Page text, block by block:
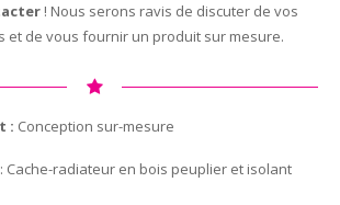
! Nous serons ravis de discuter de vos
et de vous fournir un produit sur mesure.
: Conception sur-mesure
: Cache-radiateur en bois peuplier et isolant